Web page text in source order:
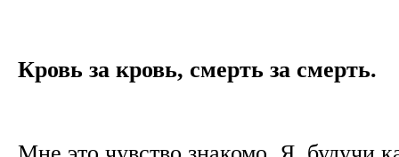
Кровь за кровь, смерть за смерть.